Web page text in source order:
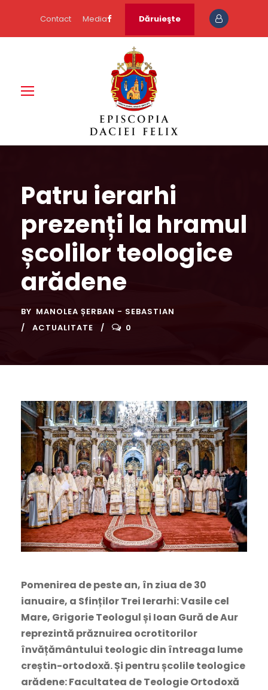
Contact Media Dăruieşte
Patru ierarhi
prezenți la hramul
școlilor teologice
arădene
BY MANOLEA ȘERBAN - SEBASTIAN
ACTUALITATE
0
Pomenirea de peste an, în ziua de 30
ianuaire, a Sfinților Trei Ierarhi: Vasile cel
Mare, Grigorie Teologul și Ioan Gură de Aur
reprezintă prăznuirea ocrotitorilor
învățământului teologic din întreaga lume
creștin-ortodoxă. Și pentru școlile teologice
arădene: Facultatea de Teologie Ortodoxă